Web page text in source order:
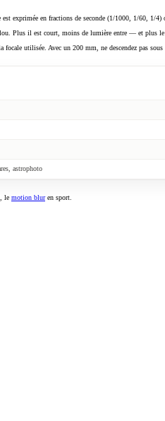
exprimée en fractions de seconde (1/1000, 1/60, 1/4)
Plus il est court, moins de lumière entre — et plus
utilisée. Avec un 200 mm, ne descendez pas
astrophoto
le motion bluren sport.